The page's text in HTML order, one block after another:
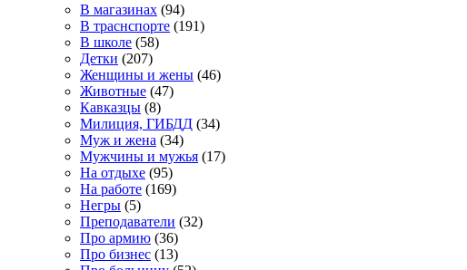
В магазинах (94)
В траснспорте (191)
В школе (58)
Детки (207)
Женщины и жены (46)
Животные (47)
Кавказцы (8)
Милиция, ГИБДД (34)
Муж и жена (34)
Мужчины и мужья (17)
На отдыхе (95)
На работе (169)
Негры (5)
Преподаватели (32)
Про армию (36)
Про бизнес (13)